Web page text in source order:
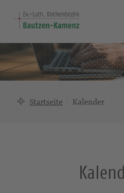
Startseite Kalender